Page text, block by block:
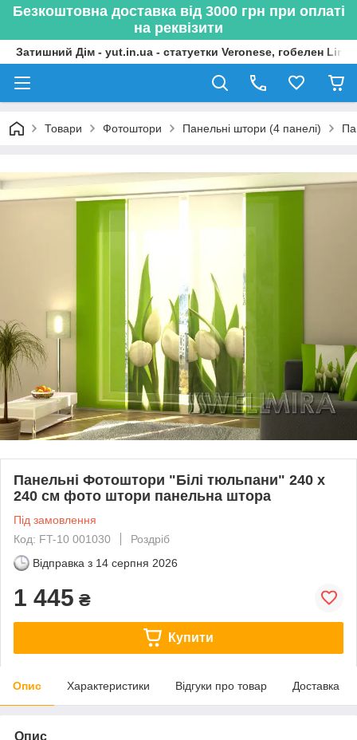
Безкоштовна доставка від 3000 грн при оплаті
на реквізити
Затишний Дім - yut.in.ua - статуетки Veronese, гобелен
Товари Фотоштори Панельні штори (4 панелі)
Панельні Фотоштори "Білі тюльпани" 240 х
240 см фото штори панельна штора
Під замовлення
Код: FT-10 001030
Роздріб
Відправка з 14 серпня 2026
1 445 ₴
Купити
Опис Характеристики Відгуки про товар Доставка
Опис